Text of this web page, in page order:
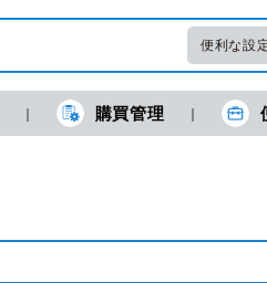
便利な設
現在の
購買管理